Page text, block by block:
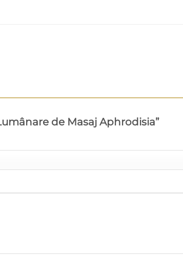
de Masaj Aphrodisia”